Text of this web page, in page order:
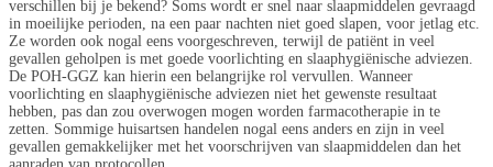
verschillen bij je bekend? Soms wordt er snel naar slaapmiddelen gevraagd
in moeilijke perioden, na een paar nachten niet goed slapen, voor jetlag etc.
Ze worden ook nogal eens voorgeschreven, terwijl de patiënt in veel
gevallen geholpen is met goede voorlichting en slaaphygiënische adviezen.
De POH-GGZ kan hierin een belangrijke rol vervullen. Wanneer
voorlichting en slaaphygiënische adviezen niet het gewenste resultaat
hebben, pas dan zou overwogen mogen worden farmacotherapie in te
zetten. Sommige huisartsen handelen nogal eens anders en zijn in veel
gevallen gemakkelijker met het voorschrijven van slaapmiddelen dan het